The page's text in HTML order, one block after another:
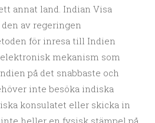
annat land. Indian Visa
av regeringen
för inresa till Indien
elektronisk mekanism som
på det snabbaste och
inte besöka indiska
konsulatet eller skicka in
heller en fysisk stämpel på